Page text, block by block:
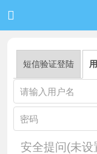

短信验证登陆
安全提问(未设